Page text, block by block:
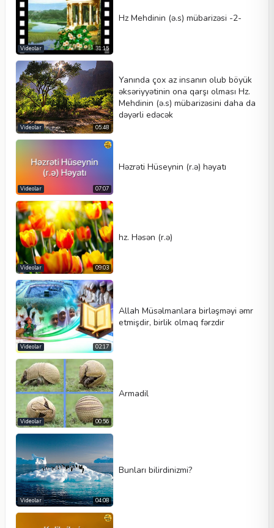
31:15
Videolar
Hz Mehdinin (ə.s) mübarizəsi -2-
05:48
Videolar
Yanında çox az insanın olub böyük
əksəriyyətinin ona qarşı olması Hz.
Mehdinin (ə.s) mübarizəsini daha da
dəyərli edəcək
07:07
Videolar
Həzrəti Hüseynin (r.ə) həyatı
09:03
Videolar
hz. Həsən (r.ə)
02:17
Videolar
Allah Müsəlmanlara birləşməyi əmr
etmişdir, birlik olmaq fərzdir
00:56
Videolar
Armadil
04:08
Videolar
Bunları bilirdinizmi?